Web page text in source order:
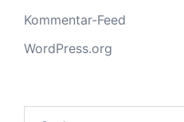
Kommentar-Feed
WordPress.org